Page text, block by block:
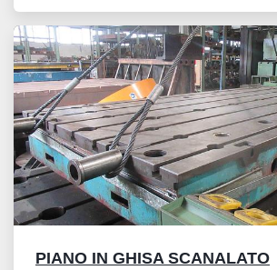
PIANO IN GHISA SCANALATO